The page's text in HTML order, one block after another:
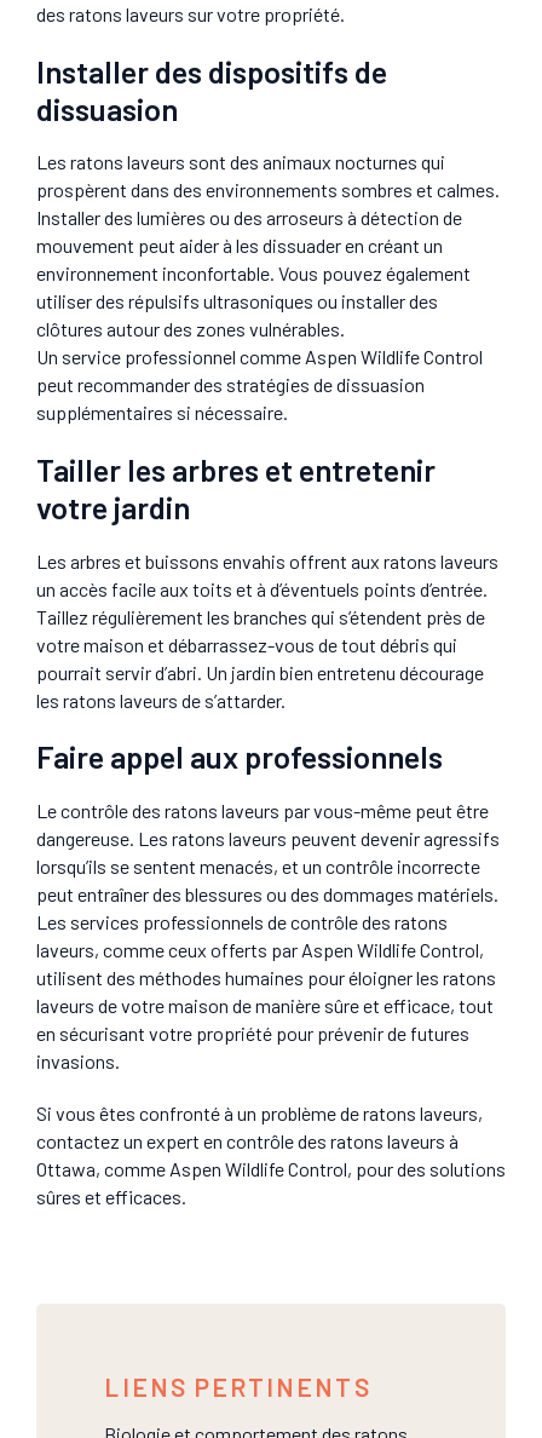
LIENS PERTINENTS
des ratons laveurs sur votre propriété.
Installer des dispositifs de
dissuasion
Les ratons laveurs sont des animaux nocturnes qui
prospèrent dans des environnements sombres et calmes.
Installer des lumières ou des arroseurs à détection de
mouvement peut aider à les dissuader en créant un
environnement inconfortable. Vous pouvez également
utiliser des répulsifs ultrasoniques ou installer des
clôtures autour des zones vulnérables.
Un service professionnel comme Aspen Wildlife Control
peut recommander des stratégies de dissuasion
supplémentaires si nécessaire.
Tailler les arbres et entretenir
votre jardin
Les arbres et buissons envahis offrent aux ratons laveurs
un accès facile aux toits et à d’éventuels points d’entrée.
Taillez régulièrement les branches qui s’étendent près de
votre maison et débarrassez-vous de tout débris qui
pourrait servir d’abri. Un jardin bien entretenu décourage
les ratons laveurs de s’attarder.
Faire appel aux professionnels
Le contrôle des ratons laveurs par vous-même peut être
dangereuse. Les ratons laveurs peuvent devenir agressifs
lorsqu’ils se sentent menacés, et un contrôle incorrecte
peut entraîner des blessures ou des dommages matériels.
Les services professionnels de contrôle des ratons
laveurs, comme ceux offerts par Aspen Wildlife Control,
utilisent des méthodes humaines pour éloigner les ratons
laveurs de votre maison de manière sûre et efficace, tout
en sécurisant votre propriété pour prévenir de futures
invasions.
Si vous êtes confronté à un problème de ratons laveurs,
contactez un expert en contrôle des ratons laveurs à
Ottawa, comme Aspen Wildlife Control, pour des solutions
sûres et efficaces.